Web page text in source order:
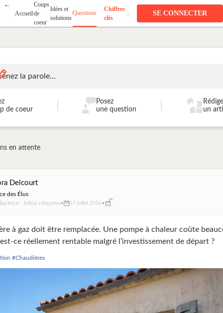
Accueil
Coups
de
coeur
Idées et
solutions
Questions
Chiffres
clés
SE CONNECTER
la parole...
de coeur
Posez
une question
un
en attente
Delcourt
des Élus
- Infos citoyens• 17 juillet 2026 •
à gaz doit être remplacée. Une pompe à chaleur coûte
ce réellement rentable malgré l’investissement de départ ?
#Chaudières